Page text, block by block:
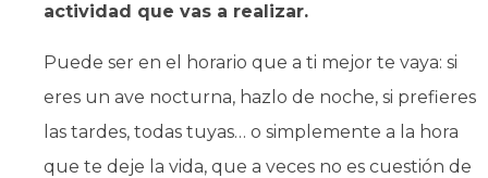
actividad que vas a realizar.
Puede ser en el horario que a ti mejor te vaya: si
eres un ave nocturna, hazlo de noche, si prefieres
las tardes, todas tuyas… o simplemente a la hora
que te deje la vida, que a veces no es cuestión de